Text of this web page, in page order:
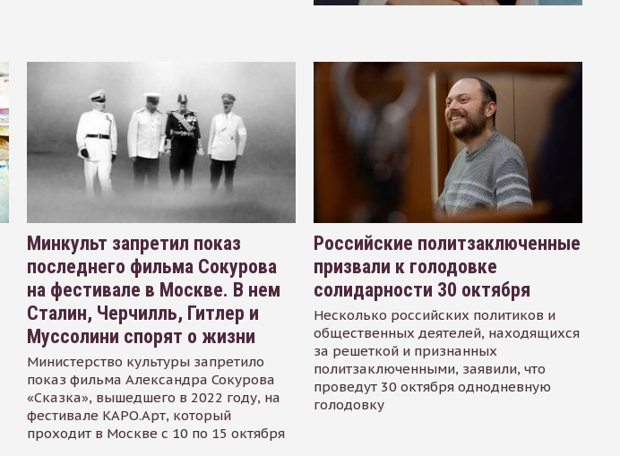
Минкульт запретил показ
последнего фильма Сокурова
на фестивале в Москве. В нем
Сталин, Черчилль, Гитлер и
Муссолини спорят о жизни
Министерство культуры запретило
показ фильма Александра Сокурова
«Сказка», вышедшего в 2022 году, на
фестивале КАРО.Арт, который
проходит в Москве с 10 по 15 октября
Российские политзаключенные
призвали к голодовке
солидарности 30 октября
Несколько российских политиков и
общественных деятелей, находящихся
за решеткой и признанных
политзаключенными, заявили, что
проведут 30 октября однодневную
голодовку